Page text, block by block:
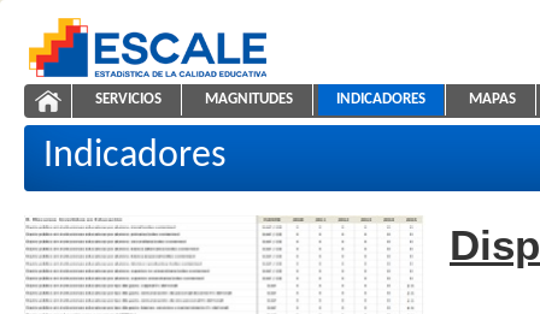
ESCALE - Unidad de Estadística Educativa
Indicadores educativos
NAVEGACIÓN
SERVICIOS MAGNITUDES INDICADORES MAPAS
Indicadores